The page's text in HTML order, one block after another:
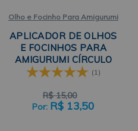
Olho e Focinho Para Amigurumi
APLICADOR DE OLHOS
E FOCINHOS PARA
AMIGURUMI CÍRCULO
(1)
R$ 15,00
R$ 13,50